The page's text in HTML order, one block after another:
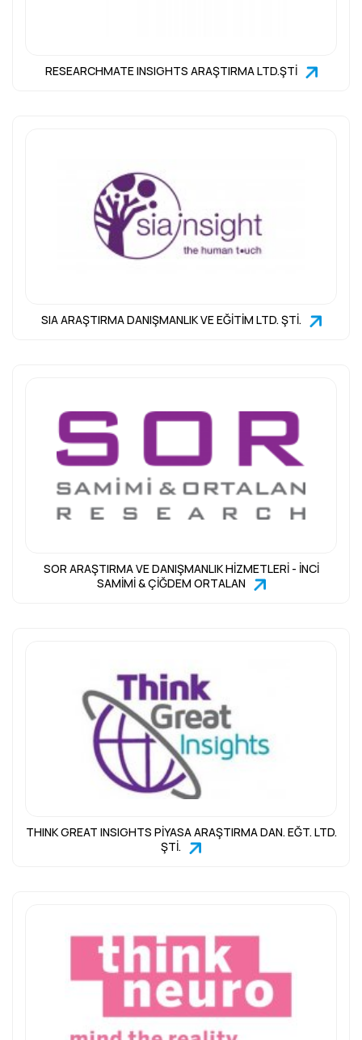
RESEARCHMATE INSIGHTS ARAŞTIRMA LTD.ŞTİ
SIA ARAŞTIRMA DANIŞMANLIK VE EĞİTİM LTD. ŞTİ.
SOR ARAŞTIRMA VE DANIŞMANLIK HİZMETLERİ - İNCİ
SAMİMİ & ÇİĞDEM ORTALAN
THINK GREAT INSIGHTS PİYASA ARAŞTIRMA DAN. EĞT. LTD.
ŞTİ.